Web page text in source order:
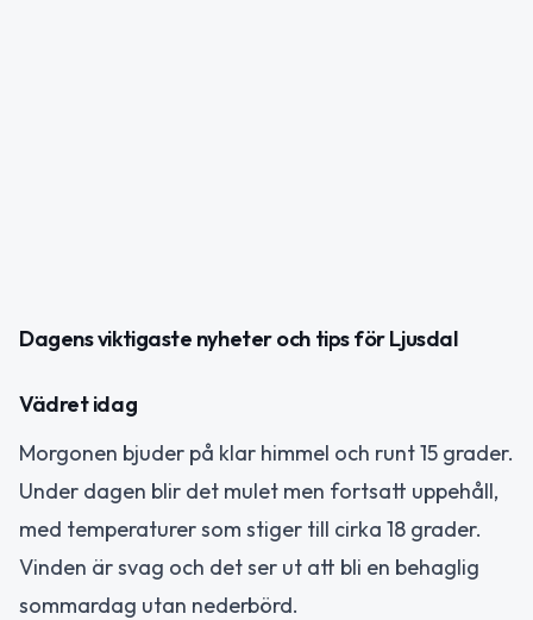
Dagens viktigaste nyheter och tips för Ljusdal
Vädret idag
Morgonen bjuder på klar himmel och runt 15 grader.
Under dagen blir det mulet men fortsatt uppehåll,
med temperaturer som stiger till cirka 18 grader.
Vinden är svag och det ser ut att bli en behaglig
sommardag utan nederbörd.